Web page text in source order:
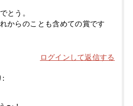
とう。
からのことも含めての賞です
ログインして返信する
: